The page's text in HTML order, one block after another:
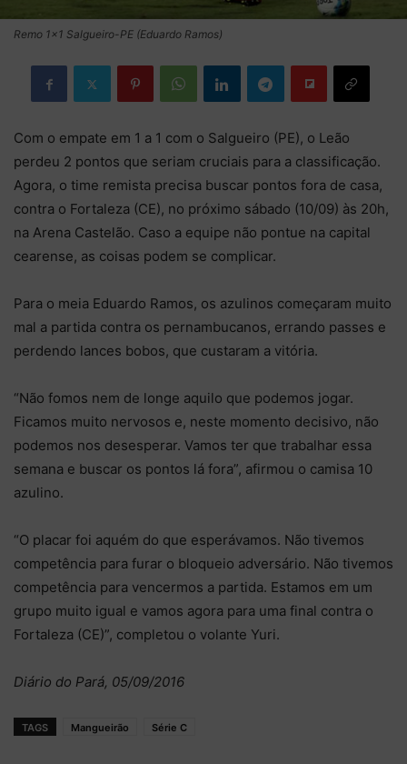
Remo 1x1 Salgueiro-PE (Eduardo Ramos)
Com o empate em 1 a 1 com o Salgueiro (PE), o Leão
perdeu 2 pontos que seriam cruciais para a classificação.
Agora, o time remista precisa buscar pontos fora de casa,
contra o Fortaleza (CE), no próximo sábado (10/09) às 20h,
na Arena Castelão. Caso a equipe não pontue na capital
cearense, as coisas podem se complicar.
Para o meia Eduardo Ramos, os azulinos começaram muito
mal a partida contra os pernambucanos, errando passes e
perdendo lances bobos, que custaram a vitória.
“Não fomos nem de longe aquilo que podemos jogar.
Ficamos muito nervosos e, neste momento decisivo, não
podemos nos desesperar. Vamos ter que trabalhar essa
semana e buscar os pontos lá fora”, afirmou o camisa 10
azulino.
“O placar foi aquém do que esperávamos. Não tivemos
competência para furar o bloqueio adversário. Não tivemos
competência para vencermos a partida. Estamos em um
grupo muito igual e vamos agora para uma final contra o
Fortaleza (CE)”, completou o volante Yuri.
Diário do Pará, 05/09/2016
TAGS Mangueirão Série C